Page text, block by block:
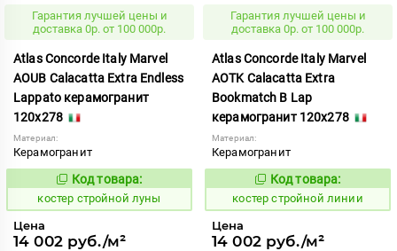
Гарантия лучшей цены и
доставка 0р. от 100 000р.
Atlas Concorde Italy Marvel
AOUB Calacatta Extra Endless
Lappato керамогранит
120x278
Материал:
Керамогранит
808045
Код товара:
костер стройной луны
Цена
14 002 руб./м²
Гарантия лучшей цены и
доставка 0р. от 100 000р.
Atlas Concorde Italy Marvel
AOTK Calacatta Extra
Bookmatch B Lap
керамогранит 120x278
Материал:
Керамогранит
808044
Код товара:
костер стройной линии
Цена
14 002 руб./м²